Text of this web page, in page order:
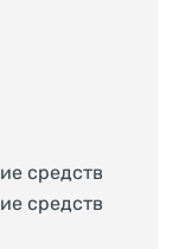
средств
средств